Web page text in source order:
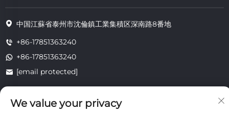
中国江蘇省泰州市沈倫鎮工業集積区深南路8番地
+86-17851363240
+86-17851363240
[email protected]
著作権 © 2025 江蘇省通州耐熱技術有限公司。すべての権利は留保されま
We value your privacy